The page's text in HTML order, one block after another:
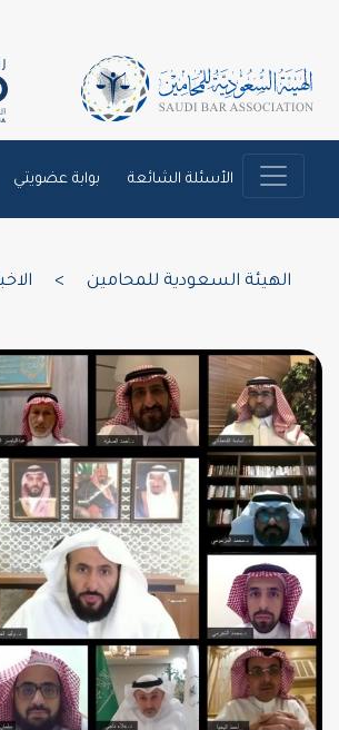
الأسئلة الشائعة بوابة عضويتي
الهيئة السعودية للمحامين الاخبار